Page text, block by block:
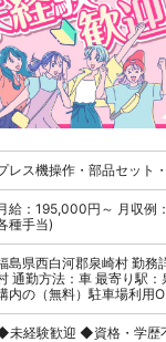
レス機操作・部品セット
給：195,000円～ 月収例
種手当)
島県西白河郡泉崎村 勤務
通勤方法：車 最寄り駅
内の（無料）駐車場利用
未経験歓迎 ◆資格・学歴